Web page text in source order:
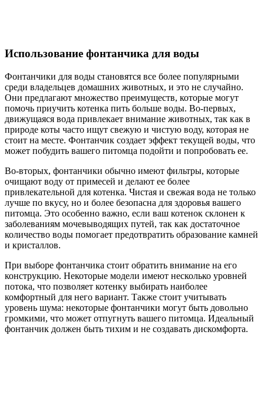
Использование фонтанчика для воды
Фонтанчики для воды становятся все более популярными
среди владельцев домашних животных, и это не случайно.
Они предлагают множество преимуществ, которые могут
помочь приучить котенка пить больше воды. Во-первых,
движущаяся вода привлекает внимание животных, так как в
природе коты часто ищут свежую и чистую воду, которая не
стоит на месте. Фонтанчик создает эффект текущей воды, что
может побудить вашего питомца подойти и попробовать ее.
Во-вторых, фонтанчики обычно имеют фильтры, которые
очищают воду от примесей и делают ее более
привлекательной для котенка. Чистая и свежая вода не только
лучше по вкусу, но и более безопасна для здоровья вашего
питомца. Это особенно важно, если ваш котенок склонен к
заболеваниям мочевыводящих путей, так как достаточное
количество воды помогает предотвратить образование камней
и кристаллов.
При выборе фонтанчика стоит обратить внимание на его
конструкцию. Некоторые модели имеют несколько уровней
потока, что позволяет котенку выбирать наиболее
комфортный для него вариант. Также стоит учитывать
уровень шума: некоторые фонтанчики могут быть довольно
громкими, что может отпугнуть вашего питомца. Идеальный
фонтанчик должен быть тихим и не создавать дискомфорта.